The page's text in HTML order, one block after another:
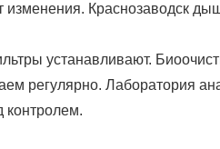
изменения. Краснозаводск
устанавливают.
регулярно. Лаборатория
контролем.